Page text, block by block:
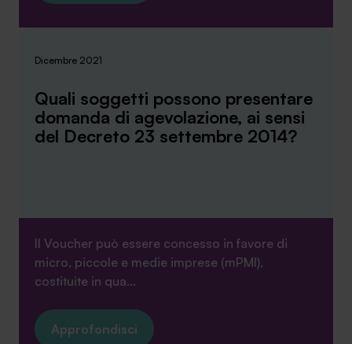
Dicembre 2021
Quali soggetti possono presentare
domanda di agevolazione, ai sensi
del Decreto 23 settembre 2014?
Il Voucher può essere concesso in favore di
micro, piccole e medie imprese (mPMI),
costituite in qua...
Approfondisci